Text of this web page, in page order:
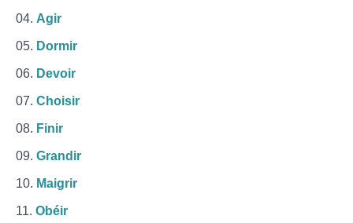
Agir
Dormir
Devoir
Choisir
Finir
Grandir
Maigrir
Obéir